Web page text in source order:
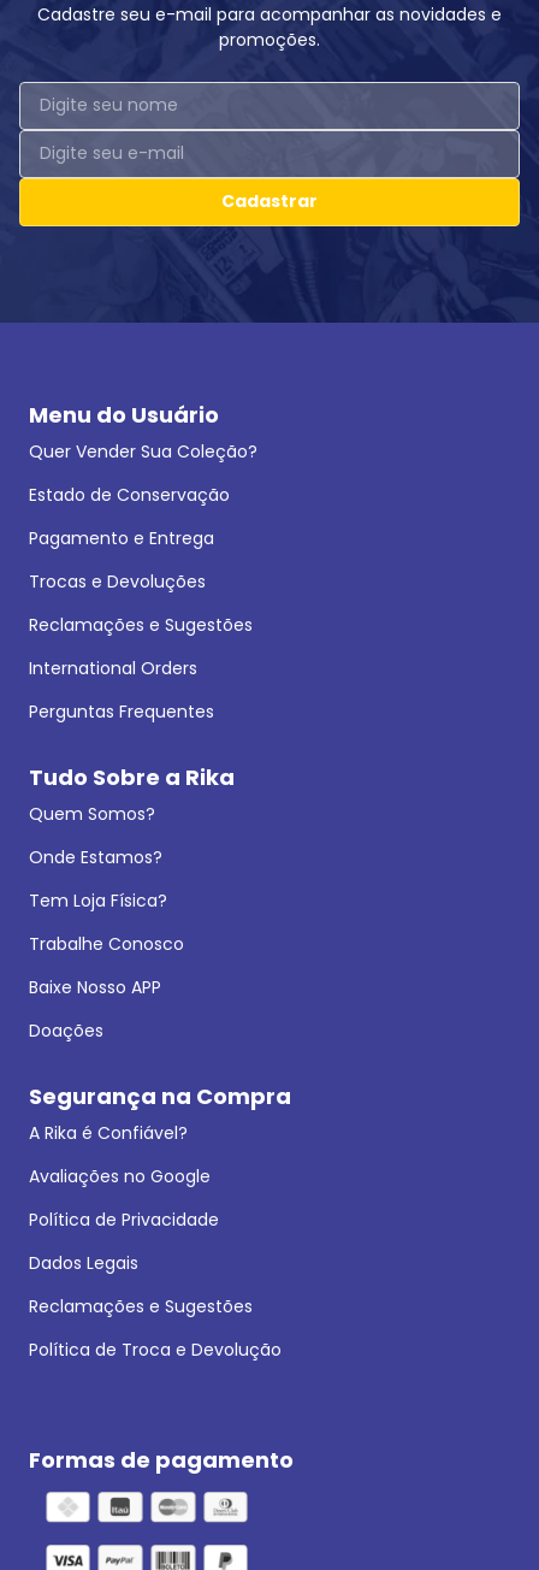
Cadastre seu e-mail para acompanhar as novidades e
promoções.
Cadastrar
Menu do Usuário
Quer Vender Sua Coleção?
Estado de Conservação
Pagamento e Entrega
Trocas e Devoluções
Reclamações e Sugestões
International Orders
Perguntas Frequentes
Tudo Sobre a Rika
Quem Somos?
Onde Estamos?
Tem Loja Física?
Trabalhe Conosco
Baixe Nosso APP
Doações
Segurança na Compra
A Rika é Confiável?
Avaliações no Google
Política de Privacidade
Dados Legais
Reclamações e Sugestões
Política de Troca e Devolução
Formas de pagamento